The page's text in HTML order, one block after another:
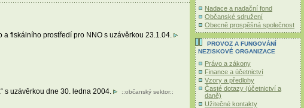
fiskálního prostředí pro NNO s uzávěrkou 23.1.04.
s uzávěrkou dne 30. ledna 2004. ::občanský sektor::
Nadace a nadační fond
Občanské sdružení
Obecně prospěšná společnost
PROVOZ A FUNGOVÁNÍ
NEZISKOVÉ ORGANIZACE
Právo a zákony
Finance a účetnictví
Vzory a předlohy
Časté dotazy (účetnictví a
daně)
Užitečné kontakty